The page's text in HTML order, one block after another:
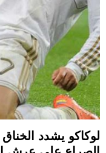
لوكاكو يشدد